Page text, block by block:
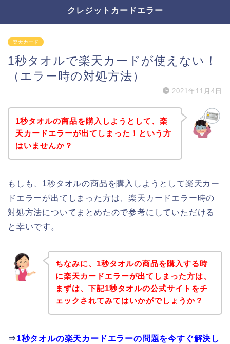
クレジットカードエラー
楽天カード
1秒タオルで楽天カードが使えない！
（エラー時の対処方法）
2021年11月4日
1秒タオルの商品を購入しようとして、楽
天カードエラーが出てしまった！という方
はいませんか？
もしも、1秒タオルの商品を購入しようとして楽天カー
ドエラーが出てしまった方は、楽天カードエラー時の
対処方法についてまとめたので参考にしていただける
と幸いです。
ちなみに、1秒タオルの商品を購入する時
に楽天カードエラーが出てしまった方は、
まずは、下記1秒タオルの公式サイトをチ
ェックされてみてはいかがでしょうか？
⇒1秒タオルの楽天カードエラーの問題を今すぐ解決し